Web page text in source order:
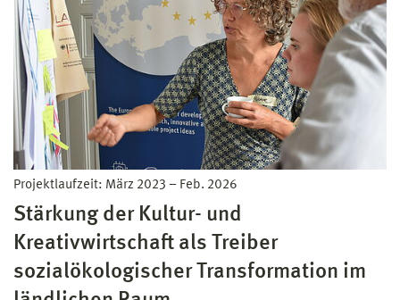
Projektlaufzeit: März 2023 – Feb. 2026
Stärkung der Kultur- und
Kreativwirtschaft als Treiber
sozialökologischer Transformation im